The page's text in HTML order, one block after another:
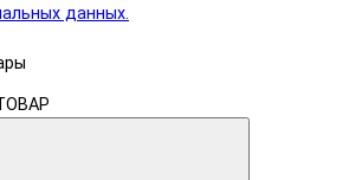
данных.